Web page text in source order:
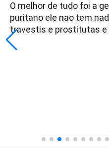
O melhor de tudo foi a
puritano ele nao tem
travestis e prostitutas e